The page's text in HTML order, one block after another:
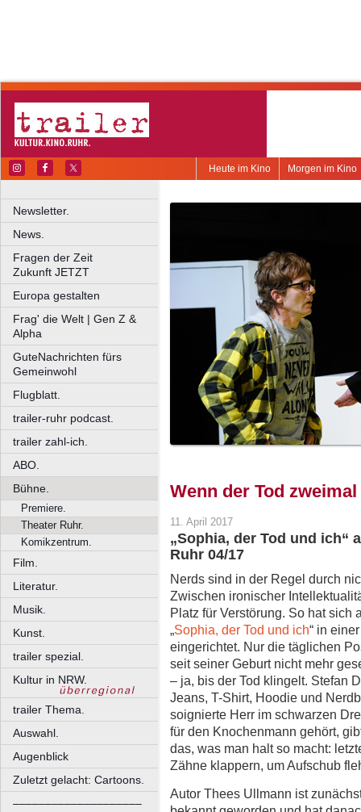
Morgen im Kino
Heute im Kino
Newsletter.
News.
Fragen der Zeit
Zukunft JETZT
Europa gestalten
Frag' die Welt | Gen Z &
Alpha
GuteNachrichten fürs
Gemeinwohl
Flugblatt.
trailer-ruhr podcast.
trailer zahl-ich.
ABO.
Bühne.
Premiere.
Theater Ruhr.
Komikzentrum.
Film.
Literatur.
Musik.
Kunst.
trailer spezial.
Kultur in NRW.
trailer Thema.
Auswahl.
Augenblick
Zuletzt gelacht: Cartoons.
––––––––––––––––––––
Wenn der Tod
11. April 2017
„Sophia, der Tod und ich“
Ruhr 04/17
Nerds sind in der Regel durch
Zwischen ironischer
Platz für Verstörung. So hat sich
„Sophia, der Tod und ich“ in
eingerichtet. Nur die täglichen
seit seiner Geburt nicht mehr
– ja, bis der Tod klingelt. Stefan
Jeans, T-Shirt, Hoodie und
soignierte Herr im schwarzen
für den Knochenmann gehört,
das, was man halt so macht:
Zähne klappern, um Aufschub
Autor Thees Ullmann ist